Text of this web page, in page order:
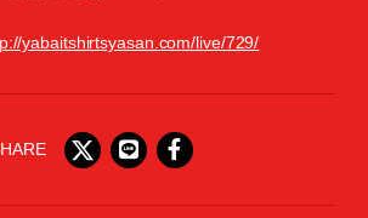
yabaitshirtsyasan.com/live/729/